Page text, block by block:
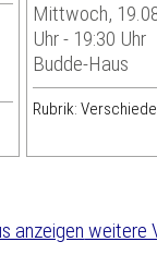
Mittwoch,
Uhr - 19:30 Uhr
Budde-Haus
Rubrik:
weitere